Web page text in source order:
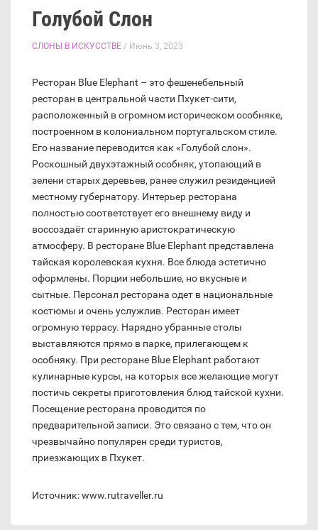
Голубой Слон
СЛОНЫ В ИСКУССТВЕ / Июнь 3, 2023
Ресторан Blue Elephant – это фешенебельный
ресторан в центральной части Пхукет-сити,
расположенный в огромном историческом особняке,
построенном в колониальном португальском стиле.
Его название переводится как «Голубой слон».
Роскошный двухэтажный особняк, утопающий в
зелени старых деревьев, ранее служил резиденцией
местному губернатору. Интерьер ресторана
полностью соответствует его внешнему виду и
воссоздаёт старинную аристократическую
атмосферу. В ресторане Blue Elephant представлена
тайская королевская кухня. Все блюда эстетично
оформлены. Порции небольшие, но вкусные и
сытные. Персонал ресторана одет в национальные
костюмы и очень услужлив. Ресторан имеет
огромную террасу. Нарядно убранные столы
выставляются прямо в парке, прилегающем к
особняку. При ресторане Blue Elephant работают
кулинарные курсы, на которых все желающие могут
постичь секреты приготовления блюд тайской кухни.
Посещение ресторана проводится по
предварительной записи. Это связано с тем, что он
чрезвычайно популярен среди туристов,
приезжающих в Пхукет.
Источник: www.rutraveller.ru